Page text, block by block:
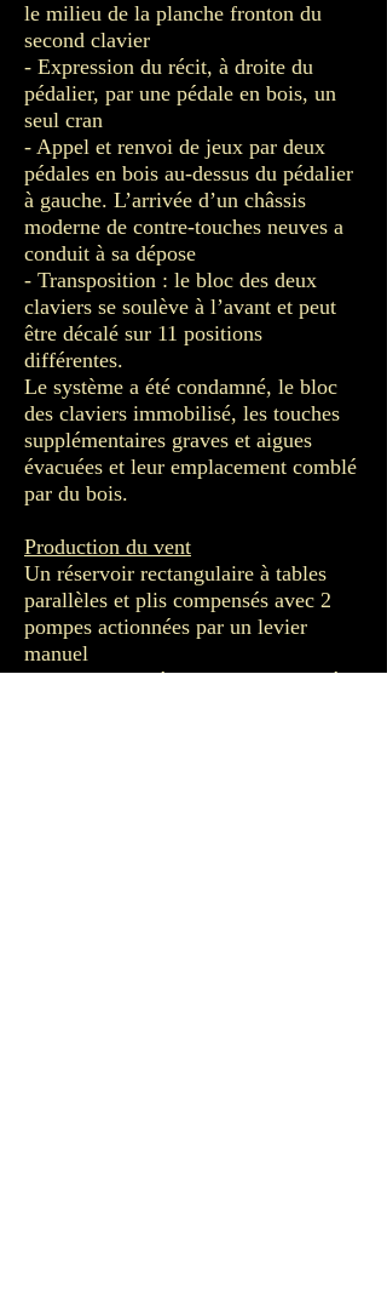
le milieu de la planche fronton du
second clavier
- Expression du récit, à droite du
pédalier, par une pédale en bois, un
seul cran
- Appel et renvoi de jeux par deux
pédales en bois au-dessus du pédalier
à gauche. L’arrivée d’un châssis
moderne de contre-touches neuves a
conduit à sa dépose
- Transposition : le bloc des deux
claviers se soulève à l’avant et peut
être décalé sur 11 positions
différentes.
Le système a été condamné, le bloc
des claviers immobilisé, les touches
supplémentaires graves et aigues
évacuées et leur emplacement comblé
par du bois.
Production du vent
Un réservoir rectangulaire à tables
parallèles et plis compensés avec 2
pompes actionnées par un levier
manuel
Un ventilateur électrique neuf placé